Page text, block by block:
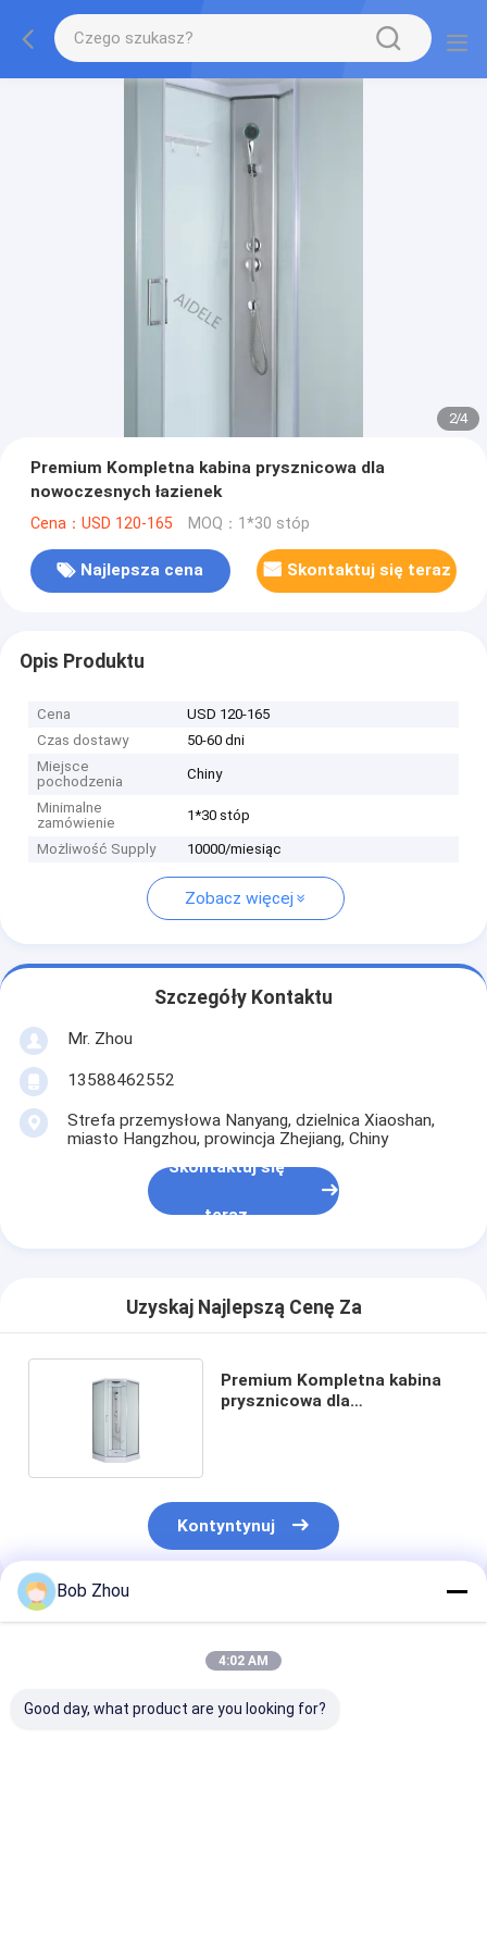
2/4
Premium Kompletna kabina prysznicowa dla
nowoczesnych łazienek
Cena：USD 120-165 MOQ：1*30 stóp
Najlepsza cena Skontaktuj się teraz
Opis Produktu
Cena
USD 120-165
Czas dostawy
50-60 dni
Miejsce
pochodzenia
Chiny
Minimalne
zamówienie
1*30 stóp
Możliwość Supply 10000/miesiąc
Zobacz więcej
Szczegóły Kontaktu
Mr. Zhou
13588462552
Strefa przemysłowa Nanyang, dzielnica Xiaoshan,
miasto Hangzhou, prowincja Zhejiang, Chiny
Skontaktuj się
teraz
Uzyskaj Najlepszą Cenę Za
Premium Kompletna kabina
prysznicowa dla
Kontyntynuj
Polecane Produkty
Bob Zhou
4:02 AM
Good day, what product are you looking for?